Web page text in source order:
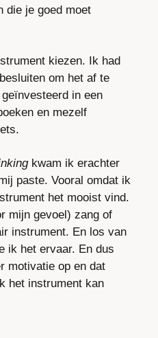
die je goed moet
kiezen. Ik had
om het af te
in een
en mezelf
kwam ik erachter
paste. Vooral omdat ik
het mooist vind.
mijn gevoel) zang of
instrument. En los van
ik het ervaar. En dus
motivatie op en dat
het instrument kan